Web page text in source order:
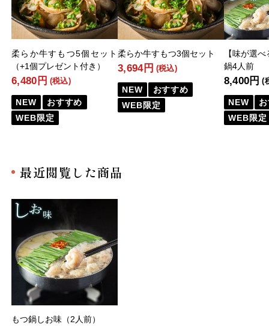
柔らか牛すもつ5個セット
（+1個プレゼント付き）
6,480円 (税込)
NEW
おすすめ
WEB限定
柔らか牛すもつ3個セット
3,694円 (税込)
NEW
おすすめ
WEB限定
【味が選
鍋4人前
8,400円 (
NEW
WEB限定
最近閲覧した商品
もつ鍋しお味（2人前）